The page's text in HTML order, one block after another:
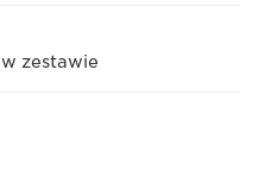
zestawie